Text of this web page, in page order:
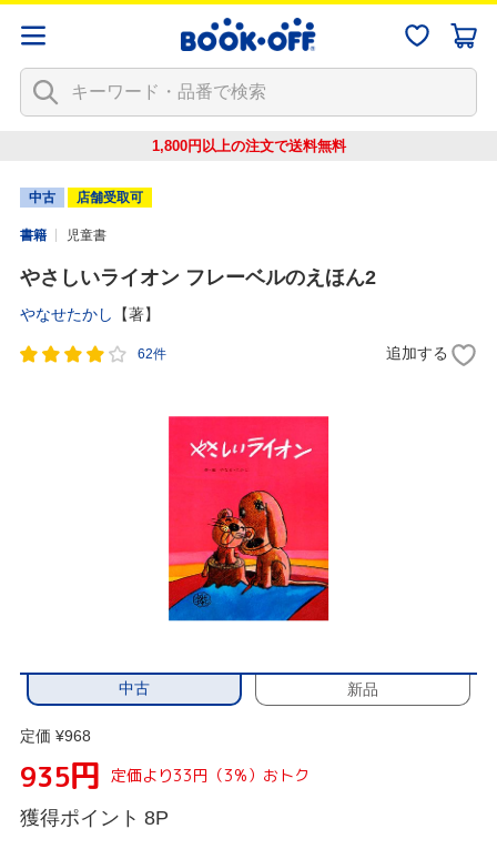
1,800円以上の注文で送料無料
中古 店舗受取可
書籍 児童書
やさしいライオン フレーベルのえほん2
やなせたかし 【著】
62件 追加する
中古 新品
定価 ¥968
935円 定価より33円（3%）おトク
獲得ポイント 8P